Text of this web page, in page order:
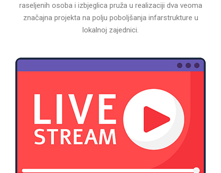
raseljenih osoba i izbjeglica pruža u realizaciji dva veoma
značajna projekta na polju poboljšanja infarstrukture u
lokalnoj zajednici.